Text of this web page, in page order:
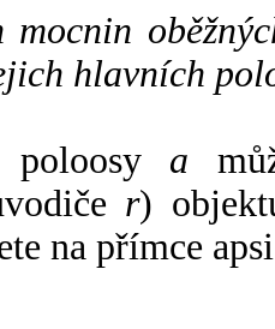
mocnin
hlavních
poloosy a
r)
na přímce